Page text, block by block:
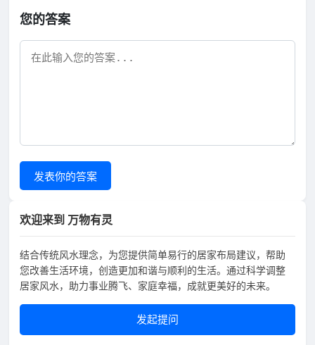
您的答案
发表你的答案
欢迎来到 万物有灵
结合传统风水理念，为您提供简单易行的居家布局建议，帮助
您改善生活环境，创造更加和谐与顺利的生活。通过科学调整
居家风水，助力事业腾飞、家庭幸福，成就更美好的未来。
发起提问